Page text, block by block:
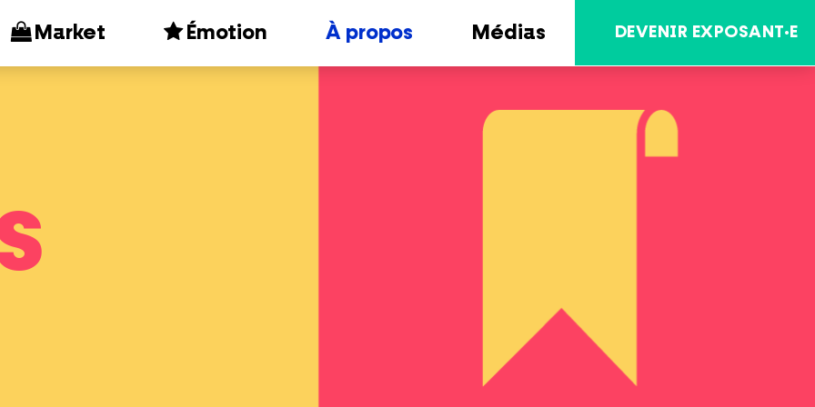
Market Émotion À propos Médias DEVENIR EXPOSANT·E